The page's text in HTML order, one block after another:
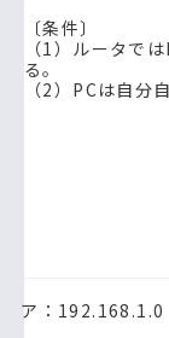
〔条件〕
（1）ルータで
る。
（2）PCは自分
ア：192.168.1.0